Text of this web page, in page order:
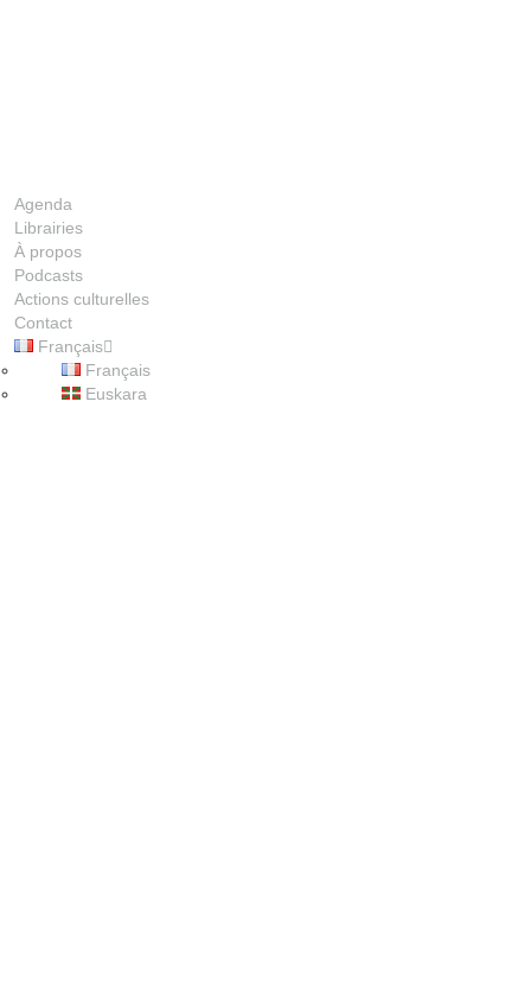
Agenda
Librairies
À propos
Podcasts
Actions culturelles
Contact
Français
Français
Euskara
00:00